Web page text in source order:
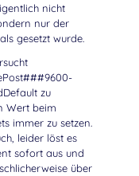
nicht
nur der
gesetzt wurde.
zu
Wert beim
immer zu setzen.
leider löst es
sofort aus und
über